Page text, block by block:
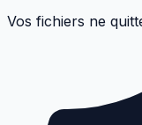
Vos fichiers ne